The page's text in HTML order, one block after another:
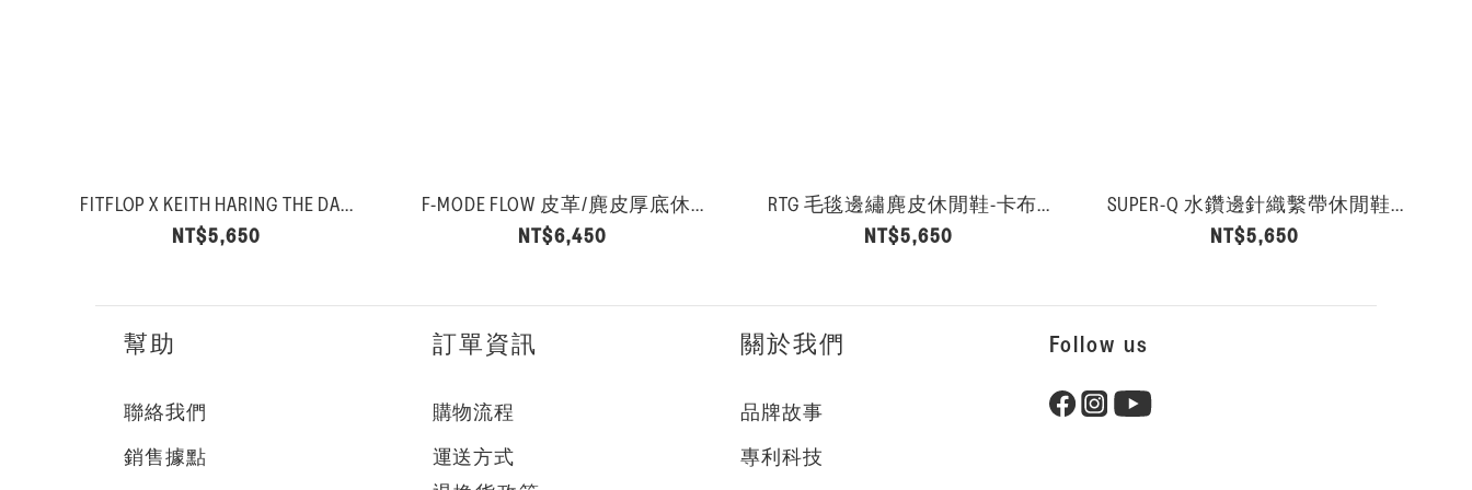
FITFLOP X KEITH HARING THE DA...
NT$5,650
F-MODE FLOW 皮革/麂皮厚底休...
NT$6,450
RTG 毛毯邊繡麂皮休閒鞋-卡布...
NT$5,650
SUPER-Q 水鑽邊針織繫帶休閒鞋...
NT$5,650
幫助
聯絡我們
銷售據點
訂單資訊
購物流程
運送方式
關於我們
品牌故事
專利科技
Follow us